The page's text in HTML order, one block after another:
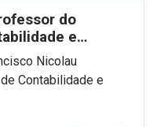
do
e
Nicolau
Contabilidade e